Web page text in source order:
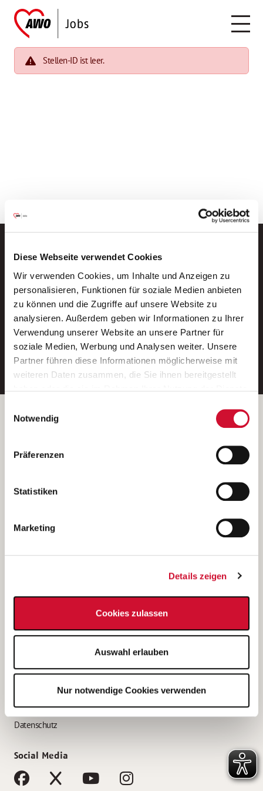
Diese Webseite verwendet Cookies
Wir verwenden Cookies, um Inhalte und Anzeigen zu
personalisieren, Funktionen für soziale Medien anbieten
zu können und die Zugriffe auf unsere Website zu
analysieren. Außerdem geben wir Informationen zu Ihrer
Verwendung unserer Website an unsere Partner für
soziale Medien, Werbung und Analysen weiter. Unsere
Partner führen diese Informationen möglicherweise mit
weiteren Daten zusammen, die Sie ihnen bereitgestellt
Wenn Sie auf „Cookies zulassen“ klicken, so stimmen
Sie der Speicherung sämtlicher Cookies zu. Sie können
Ihre Einwilligung selbstverständlich jederzeit widerrufen,
indem Sie die Cookie-Einstellungen aufrufen und diese
unsererDatenschutzerklärung
Notwendig
Präferenzen
Statistiken
Marketing
Details zeigen
Cookies zulassen
Auswahl erlauben
Nur notwendige Cookies verwenden
Stellen-ID ist leer.
Neue Stellen per E-Mail.
Ein kostenloser Service von AWO
Jobs.
E-Mail-Adresse eintragen
Betreiber der Webseite
Kantstraße 45a
(Ein Tochterunternehmen des AWO Bezirksverbandes Unterfranken
e.V.)
Bewerbung als Altenpflegehelfer*in
Bewerbung als Erzieher*in
AWO Gliederungen nach Bundesland
Impressum
Datenschutz
Social Media